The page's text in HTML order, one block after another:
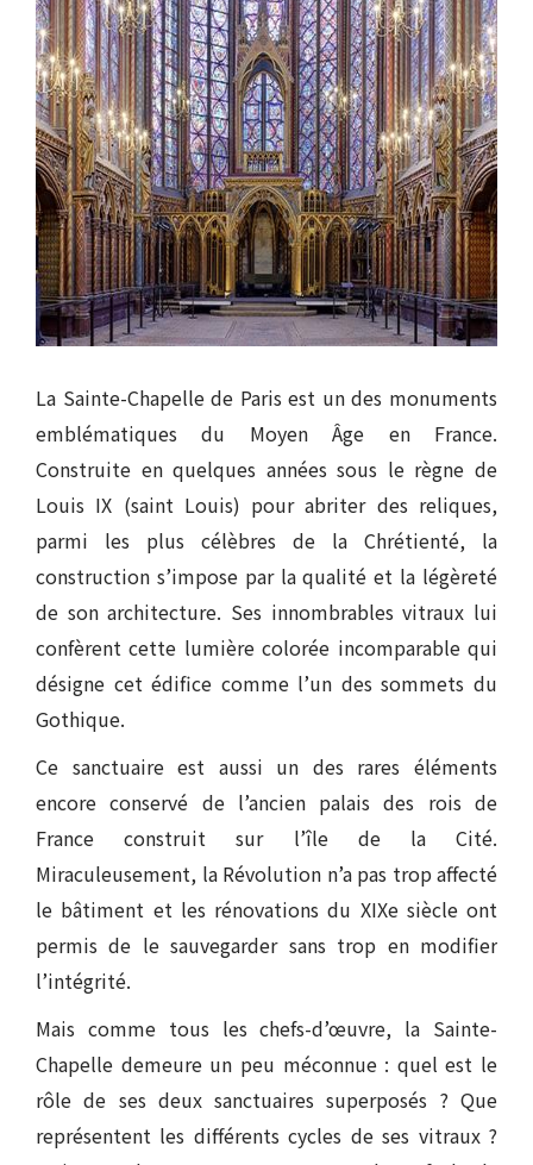
La Sainte-Chapelle de Paris est un des monuments
emblématiques du Moyen Âge en France.
Construite en quelques années sous le règne de
Louis IX (saint Louis) pour abriter des reliques,
parmi les plus célèbres de la Chrétienté, la
construction s’impose par la qualité et la légèreté
de son architecture. Ses innombrables vitraux lui
confèrent cette lumière colorée incomparable qui
désigne cet édifice comme l’un des sommets du
Gothique.
Ce sanctuaire est aussi un des rares éléments
encore conservé de l’ancien palais des rois de
France construit sur l’île de la Cité.
Miraculeusement, la Révolution n’a pas trop affecté
le bâtiment et les rénovations du XIXe siècle ont
permis de le sauvegarder sans trop en modifier
l’intégrité.
Mais comme tous les chefs-d’œuvre, la Sainte-
Chapelle demeure un peu méconnue : quel est le
rôle de ses deux sanctuaires superposés ? Que
représentent les différents cycles de ses vitraux ?